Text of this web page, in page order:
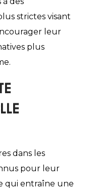
strictes visant
leur
plus
dans les
pour leur
qui entraîne une